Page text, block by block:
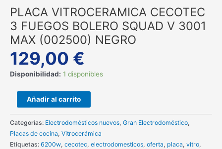
PLACA VITROCERAMICA CECOTEC
3 FUEGOS BOLERO SQUAD V 3001
MAX (002500) NEGRO
129,00 €
Disponibilidad: 1 disponibles
Añadir al carrito
Categorías: Electrodomésticos nuevos, Gran Electrodoméstico,
Placas de cocina, Vitrocerámica
Etiquetas: 6200w, cecotec, electrodomesticos, oferta, placa, vitro,